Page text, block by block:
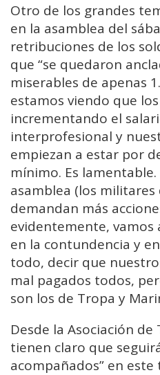
Otro de los grandes
en la asamblea del
retribuciones de los
que “se quedaron
miserables de apenas
estamos viendo que
incrementando el
interprofesional y
empiezan a estar por
mínimo. Es
asamblea (los militares
demandan más
evidentemente, vamos
en la contundencia y
todo, decir que
mal pagados todos,
son los de Tropa y
Desde la Asociación
tienen claro que
acompañados” en este